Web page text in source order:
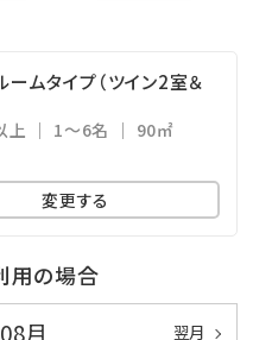
が、本格システムキッチ
す。お好きなお料理をお
ームタイプ（ツイン2室＆
上 1～6名 90㎡
変更する
用の場合
月 翌月